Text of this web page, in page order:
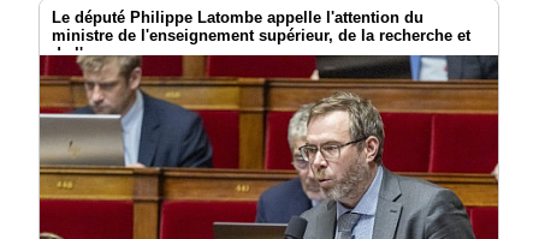
Le député Philippe Latombe appelle l'attention du
ministre de l'enseignement supérieur, de la recherche et
de l'espace